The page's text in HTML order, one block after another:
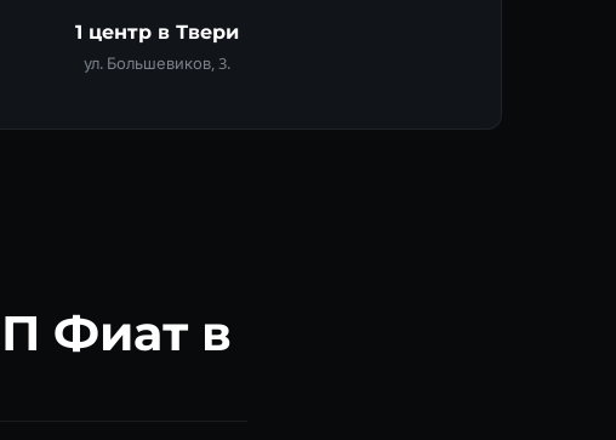
1 центр в Твери
ул. Большевиков, 3.
Фиат в